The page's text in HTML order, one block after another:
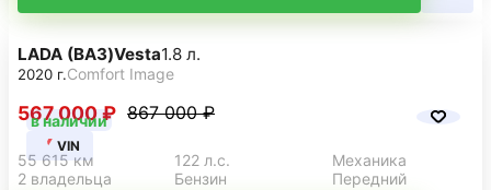
в наличии
VIN
LADA (ВАЗ)Vesta1.8 л.
2020 г.Comfort Image
567 000 ₽ 867 000 ₽
55 615 км 122 л.с.
Механика
2 владельца
Бензин Передний